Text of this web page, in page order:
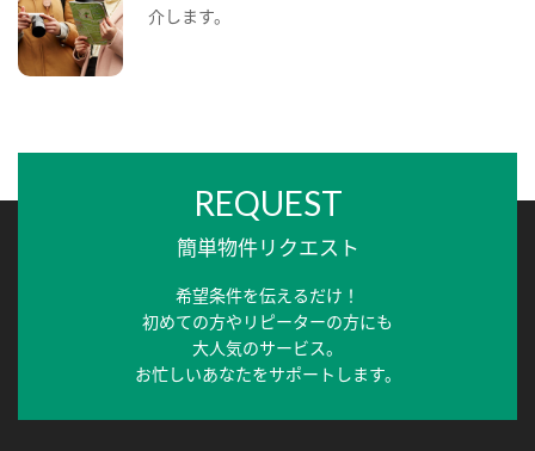
介します。
REQUEST
簡単物件リクエスト
希望条件を伝えるだけ！
初めての方やリピーターの方にも
大人気のサービス。
お忙しいあなたをサポートします。